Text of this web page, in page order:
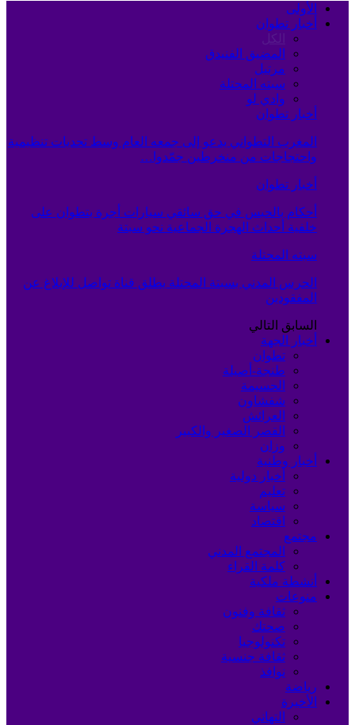
الأولى
أخبار تطوان
الكل
المضيق الفنيدق
مرتيل
سبته المحتلة
وادي لو
أخبار تطوان
المغرب التطواني يدعو إلى جمعه العام وسط تحديات تنظيمية
واحتجاجات من منخرطين جمّدوا…
أخبار تطوان
أحكام بالحبس في حق سائقي سيارات أجرة بتطوان على
خلفية أحداث الهجرة الجماعية نحو سبتة
سبته المحتلة
الحرس المدني بسبتة المحتلة يطلق قناة تواصل للإبلاغ عن
المفقودين
السابق التالي
أخبار الجهة
تطوان
طنجة-أصيلة
الحسيمة
شفشاون
العرائش
القصر الصغير والكبير
وزان
أخبار وطنية
أخبار دولية
تعليم
سياسة
اقتصاد
مجتمع
المجتمع المدني
كلمة القراء
أنشطة ملكية
منوعات
ثقافة وفنون
صحتك
تكنولوجيا
ثقافة جنسية
نوافذ
رياضة
الأخيرة
التهاني